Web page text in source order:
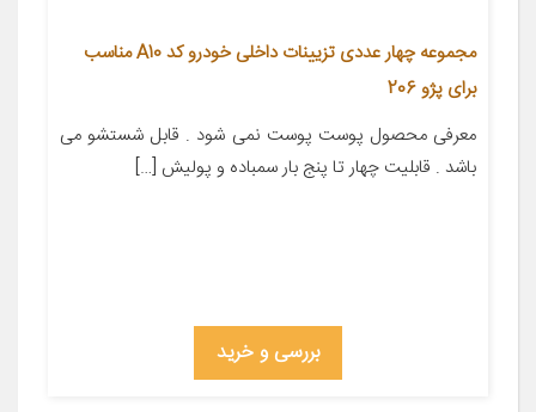
مجموعه چهار عددی تزیینات داخلی خودرو کد A10 مناسب
برای پژو 206
معرفی محصول پوست پوست نمی شود . قابل شستشو می
باشد . قابلیت چهار تا پنج بار سمباده و پولیش […]
بررسی و خرید